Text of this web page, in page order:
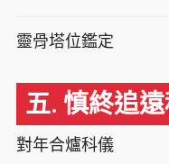
靈骨塔位鑑定
五. 慎終追
對年合爐科儀